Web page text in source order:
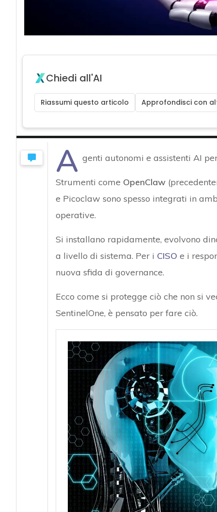
Chiedi all'AI
Riassumi questo articolo Approfondisci con
A genti autonomi e assistenti AI
Strumenti come OpenClaw
e Picoclaw sono spesso integrati in
operative.
Si installano rapidamente, evolvono
a livello di sistema. Per i CISO e i
nuova sfida di governance.
Ecco come si protegge ciò che non si
SentinelOne, è pensato per fare ciò.